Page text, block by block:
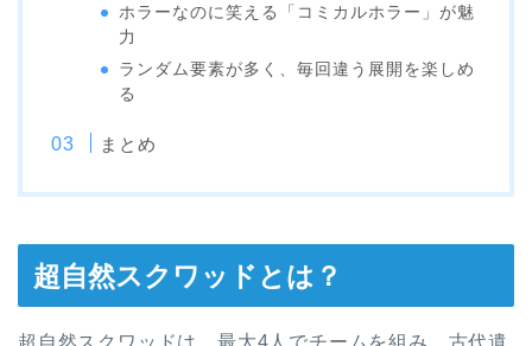
ホラーなのに笑える「コミカルホラー」が魅
力
ランダム要素が多く、毎回違う展開を楽しめ
る
まとめ
超自然スクワッドとは？
超自然スクワッドは、最大4人でチームを組み、古代遺